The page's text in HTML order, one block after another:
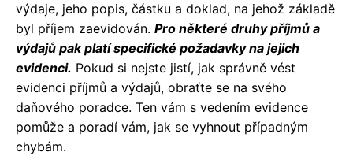
výdaje, jeho popis, částku a doklad, na jehož základě
byl příjem zaevidován. Pro některé druhy příjmů a
výdajů pak platí specifické požadavky na jejich
evidenci. Pokud si nejste jistí, jak správně vést
evidenci příjmů a výdajů, obraťte se na svého
daňového poradce. Ten vám s vedením evidence
pomůže a poradí vám, jak se vyhnout případným
chybám.